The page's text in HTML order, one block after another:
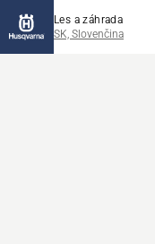
Les a záhrada
SK, Slovenčina